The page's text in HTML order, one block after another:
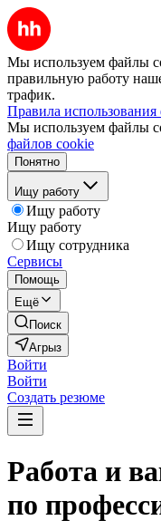
Мы используем файлы
правильную работу
трафик.
Правила
Мы используем файлы
файлов cookie
Понятно
Ищу работу
Ищу работу
Ищу работу
Ищу сотрудника
Сервисы
Помощь
Ещё
Поиск
Агрыз
Войти
Войти
Создать резюме
Работа и
по